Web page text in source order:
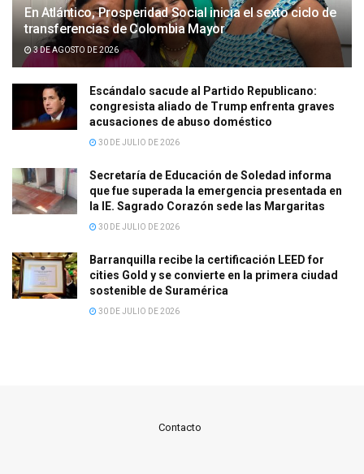
En Atlántico, Prosperidad Social inicia el sexto ciclo de
transferencias de Colombia Mayor
3 DE AGOSTO DE 2026
Escándalo sacude al Partido Republicano:
congresista aliado de Trump enfrenta graves
acusaciones de abuso doméstico
30 DE JULIO DE 2026
Secretaría de Educación de Soledad informa
que fue superada la emergencia presentada en
la IE. Sagrado Corazón sede las Margaritas
30 DE JULIO DE 2026
Barranquilla recibe la certificación LEED for
cities Gold y se convierte en la primera ciudad
sostenible de Suramérica
30 DE JULIO DE 2026
Contacto